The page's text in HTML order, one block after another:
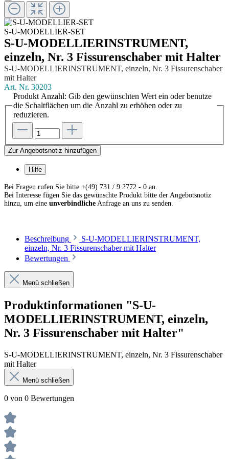
S-U-MODELLIER-SET
S-U-MODELLIERINSTRUMENT,
einzeln, Nr. 3 Fissurenschaber mit Halter
S-U-MODELLIERINSTRUMENT, einzeln, Nr. 3 Fissurenschaber
mit Halter
Art. Nr. 30203
Produkt Anzahl: Gib den gewünschten Wert ein oder benutze
die Schaltflächen um die Anzahl zu erhöhen oder zu
reduzieren.
Zur Angebotsnotiz hinzufügen
Hilfe
Bei Fragen rufen Sie bitte +(49) 731 / 9 2772 - 0 an.
Bei Interesse fügen Sie das gewünschte Produkt bitte der Angebotsnotiz
hinzu, um eine unverbindliche Anfrage an uns zu senden.
Beschreibung
S-U-MODELLIERINSTRUMENT,
einzeln, Nr. 3 Fissurenschaber mit Halter
Bewertungen
Menü schließen
Produktinformationen "S-U-
MODELLIERINSTRUMENT, einzeln,
Nr. 3 Fissurenschaber mit Halter"
S-U-MODELLIERINSTRUMENT, einzeln, Nr. 3 Fissurenschaber
mit Halter
Menü schließen
0 von 0 Bewertungen